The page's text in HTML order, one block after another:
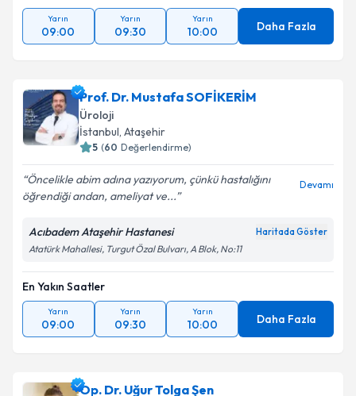
Yarın
09:00
Yarın
09:30
Yarın
10:00 Daha Fazla
Prof. Dr. Mustafa SOFİKERİM
Üroloji
İstanbul, Ataşehir
5 (60 Değerlendirme)
Öncelikle abim adına yazıyorum, çünkü hastalığını
öğrendiği andan, ameliyat ve...
Devamı
Acıbadem Ataşehir Hastanesi Haritada Göster
Atatürk Mahallesi, Turgut Özal Bulvarı, A Blok, No:11
En Yakın Saatler
Yarın
09:00
Yarın
09:30
Yarın
10:00 Daha Fazla
Op. Dr. Uğur Tolga Şen